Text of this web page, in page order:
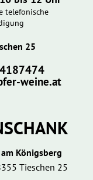
telefonische
25
weine.at
Königsberg
Tieschen 25